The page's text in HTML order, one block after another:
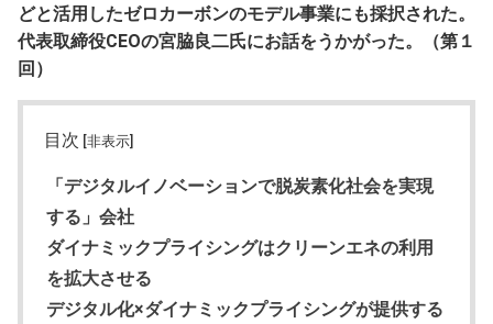
どと活用したゼロカーボンのモデル事業にも採択された。
代表取締役CEOの宮脇良二氏にお話をうかがった。（第１
回 ）
目次 [非表示]
「デジタルイノベーションで脱炭素化社会を実現
する」会社
ダイナミックプライシングはクリーンエネの利用
を拡大させる
デジタル化×ダイナミックプライシングが提供する